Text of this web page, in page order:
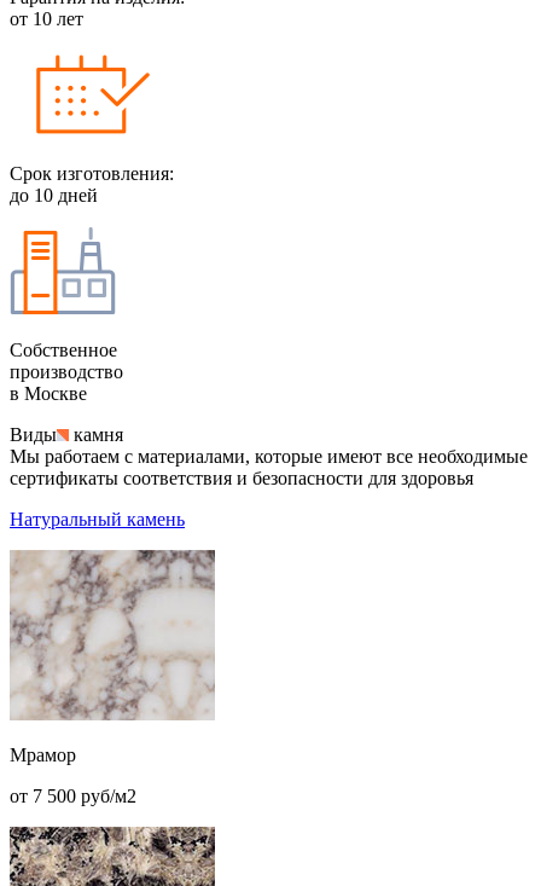
от 10 лет
Срок изготовления:
до 10 дней
Собственное
производство
в Москве
Виды
камня
Мы работаем с материалами, которые имеют все необходимые
сертификаты соответствия и безопасности для здоровья
Натуральный камень
Мрамор
от 7 500 руб/м2